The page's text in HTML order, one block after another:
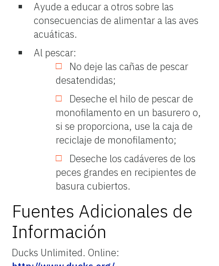
Ayude a educar a otros sobre las
consecuencias de alimentar a las aves
acuáticas.
Al pescar:
No deje las cañas de pescar
desatendidas;
Deseche el hilo de pescar de
monofilamento en un basurero o,
si se proporciona, use la caja de
reciclaje de monofilamento;
Deseche los cadáveres de los
peces grandes en recipientes de
basura cubiertos.
Fuentes Adicionales de
Información
Ducks Unlimited. Online: